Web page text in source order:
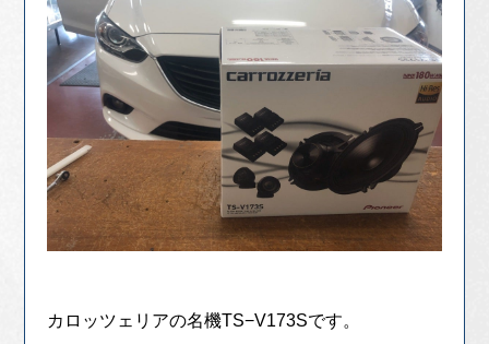
カロッツェリアの名機TS−V173Sです。